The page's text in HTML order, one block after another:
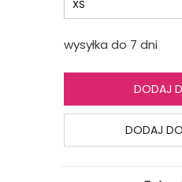
wysyłka do 7 dni
DODAJ
DODAJ